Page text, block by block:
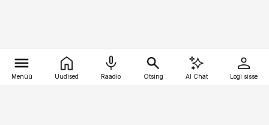
Menüü Uudised Raadio Otsing AI Chat Logi sisse